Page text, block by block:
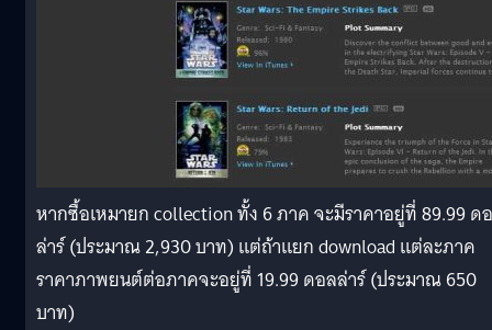
หากซื้อเหมายก collection ทั้ง 6 ภาค จะมีราคาอยู่ที่ 89.99 ด
ล่าร์ (ประมาณ 2,930 บาท) แต่ถ้าแยก download แต่ละภาค
ราคาภาพยนต์ต่อภาคจะอยู่ที่ 19.99 ดอลล่าร์ (ประมาณ 650
บาท)